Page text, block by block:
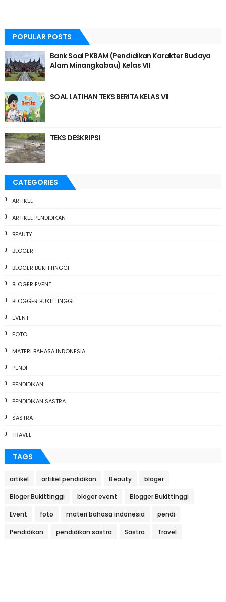
POPULAR POSTS
Bank Soal PKBAM (Pendidikan Karakter Budaya
Alam Minangkabau) Kelas VII
SOAL LATIHAN TEKS BERITA KELAS VII
TEKS DESKRIPSI
CATEGORIES
ARTIKEL
ARTIKEL PENDIDIKAN
BEAUTY
BLOGER
BLOGER BUKITTINGGI
BLOGER EVENT
BLOGGER BUKITTINGGI
EVENT
FOTO
MATERI BAHASA INDONESIA
PENDI
PENDIDIKAN
PENDIDIKAN SASTRA
SASTRA
TRAVEL
TAGS
artikel artikel pendidikan Beauty bloger
Bloger Bukittinggi bloger event Blogger Bukittinggi
Event foto materi bahasa indonesia pendi
Pendidikan pendidikan sastra Sastra Travel